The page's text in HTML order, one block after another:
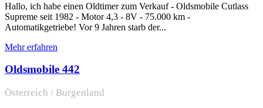
Hallo, ich habe einen Oldtimer zum Verkauf - Oldsmobile Cutlass
Supreme seit 1982 - Motor 4,3 - 8V - 75.000 km -
Automatikgetriebe! Vor 9 Jahren starb der...
Mehr erfahren
Oldsmobile 442
Österreich / Burgenland